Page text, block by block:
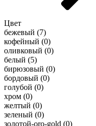
Цвет
бежевый (7)
кофейный (0)
оливковый (0)
белый (5)
бирюзовый (0)
бордовый (0)
голубой (0)
хром (0)
желтый (0)
зеленый (0)
золотой-oro-gold (0)